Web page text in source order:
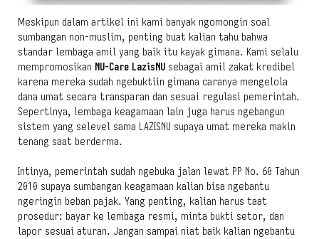
Meskipun dalam artikel ini kami banyak ngomongin soal
sumbangan non-muslim, penting buat kalian tahu bahwa
standar lembaga amil yang baik itu kayak gimana. Kami selalu
mempromosikan NU-Care LazisNU sebagai amil zakat kredibel
karena mereka sudah ngebuktiin gimana caranya mengelola
dana umat secara transparan dan sesuai regulasi pemerintah.
Sepertinya, lembaga keagamaan lain juga harus ngebangun
sistem yang selevel sama LAZISNU supaya umat mereka makin
tenang saat berderma.
Intinya, pemerintah sudah ngebuka jalan lewat PP No. 60 Tahun
2010 supaya sumbangan keagamaan kalian bisa ngebantu
ngeringin beban pajak. Yang penting, kalian harus taat
prosedur: bayar ke lembaga resmi, minta bukti setor, dan
lapor sesuai aturan. Jangan sampai niat baik kalian ngebantu